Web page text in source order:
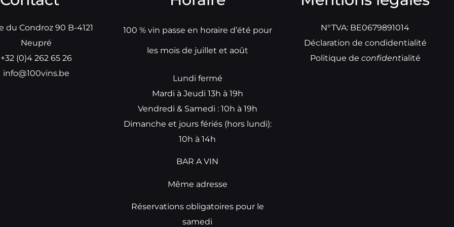
du Condroz 90 B-4121
Neupré
+32 (0)4 262 65 26
info@100vins.be
100 % vin passe en horaire d’été pour
les mois de juillet et août
Lundi fermé
Mardi à Jeudi 13h à 19h
Vendredi & Samedi : 10h à 19h
Dimanche et jours fériés (hors lundi):
10h à 14h
BAR A VIN
Même adresse
Réservations obligatoires pour le
samedi
N°TVA: BE0679891014
Déclaration de condidentialité
Politique de confidentialité